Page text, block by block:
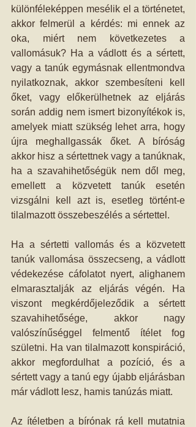
különféleképpen mesélik el a történetet,
akkor felmerül a kérdés: mi ennek az
oka, miért nem következetes a
vallomásuk? Ha a vádlott és a sértett,
vagy a tanúk egymásnak ellentmondva
nyilatkoznak, akkor szembesíteni kell
őket, vagy előkerülhetnek az eljárás
során addig nem ismert bizonyítékok is,
amelyek miatt szükség lehet arra, hogy
újra meghallgassák őket. A bíróság
akkor hisz a sértettnek vagy a tanúknak,
ha a szavahihetőségük nem dől meg,
emellett a közvetett tanúk esetén
vizsgálni kell azt is, esetleg történt-e
tilalmazott összebeszélés a sértettel.
Ha a sértetti vallomás és a közvetett
tanúk vallomása összecseng, a vádlott
védekezése cáfolatot nyert, alighanem
elmarasztalják az eljárás végén. Ha
viszont megkérdőjeleződik a sértett
szavahihetősége, akkor nagy
valószínűséggel felmentő ítélet fog
születni. Ha van tilalmazott konspiráció,
akkor megfordulhat a pozíció, és a
sértett vagy a tanú egy újabb eljárásban
már vádlott lesz, hamis tanúzás miatt.
Az ítéletben a bírónak rá kell mutatnia